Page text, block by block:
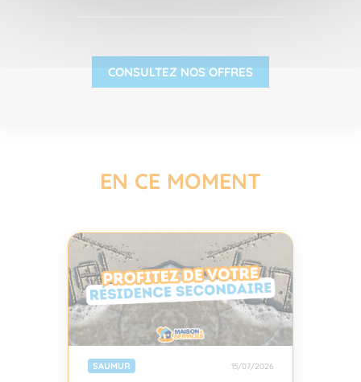
CONSULTEZ NOS OFFRES
EN CE MOMENT
SAUMUR 15/07/2026